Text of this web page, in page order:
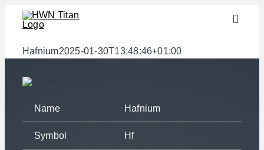
Zum
Inhalt
Toggle
Branchen
Services
Downloads
Hafnium2025-01-30T13:48:46+01:00
Name Hafnium
Symbol Hf